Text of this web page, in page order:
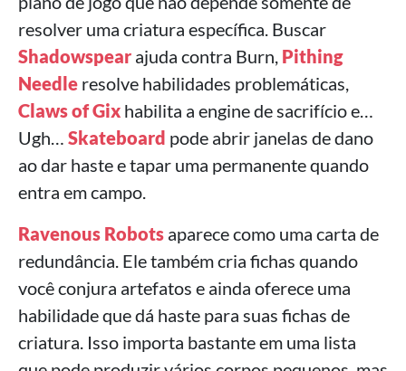
resolver uma criatura específica. Buscar
Shadowspear ajuda contra Burn, Pithing
Needle resolve habilidades problemáticas,
Claws of Gix habilita a engine de sacrifício e…
Ugh… Skateboard pode abrir janelas de dano
ao dar haste e tapar uma permanente quando
entra em campo.
Ravenous Robots aparece como uma carta de
redundância. Ele também cria fichas quando
você conjura artefatos e ainda oferece uma
habilidade que dá haste para suas fichas de
criatura. Isso importa bastante em uma lista